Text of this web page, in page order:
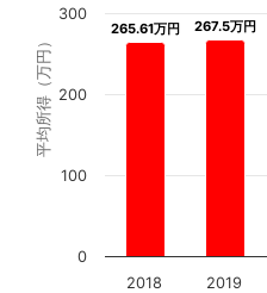
平均所得（万円）
265.61万円
265.61万円 267.5万円
267.5万円
2018 2019
0
100
200
300